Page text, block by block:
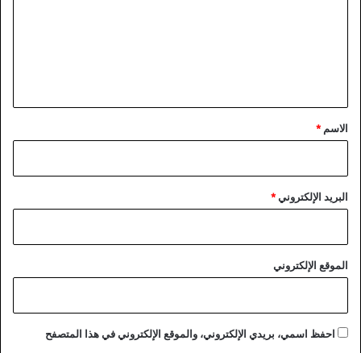
*
الاسم *
البريد الإلكتروني*
الموقع الإلكتروني
احفظ اسمي، بريدي الإلكتروني، والموقع الإلكتروني في هذا المتصفح